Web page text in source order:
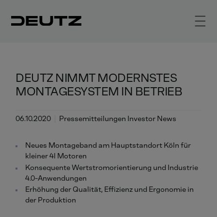
DEUTZ NIMMT MODERNSTES
MONTAGESYSTEM IN BETRIEB
06.10.2020 Pressemitteilungen Investor News
Neues Montageband am Hauptstandort Köln für
kleiner 4l Motoren
Konsequente Wertstromorientierung und Industrie
4.0-Anwendungen
Erhöhung der Qualität, Effizienz und Ergonomie in
der Produktion